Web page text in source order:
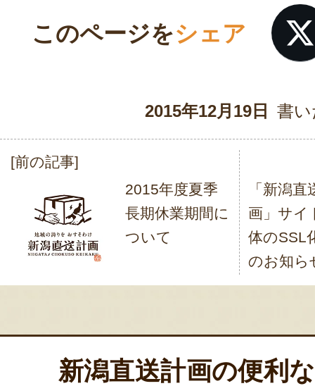
このページをシェア
2015年12月19日 書
投
[前の記事]
2015年度夏季
長期休業期間に
ついて
「新潟直
画」サイ
体のSSL
のお知ら
新潟直送計画の便利